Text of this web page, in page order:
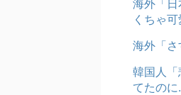
海外「
くちゃ
海外「
韓国人
てたの